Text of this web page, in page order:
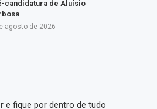
candidatura de Aluísio
agosto de 2026
e fique por dentro de tudo